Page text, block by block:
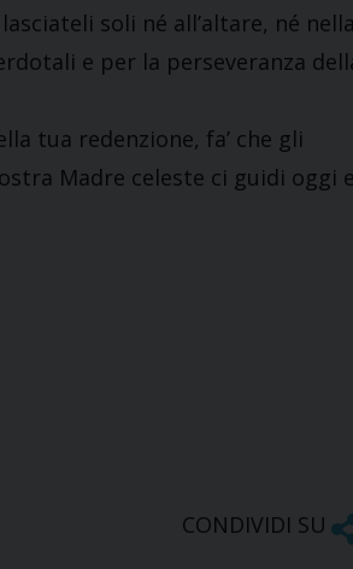
soli né all’altare, né
e per la perseveranza
tua redenzione, fa’ che gli
Madre celeste ci guidi oggi
CONDIVIDI SU